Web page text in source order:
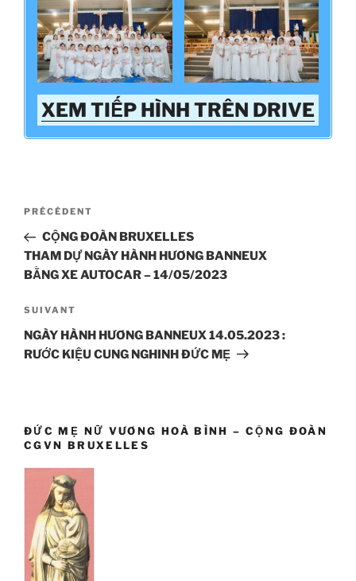
XEM TIẾP HÌNH TRÊN DRIVE
Navigation
l’article
Article
précédent
PRÉCÉDENT
CỘNG ĐOÀN BRUXELLES
THAM DỰ NGÀY HÀNH HƯƠNG BANNEUX
BẰNG XE AUTOCAR – 14/05/2023
Article
suivant
SUIVANT
NGÀY HÀNH HƯƠNG BANNEUX 14.05.2023 :
RƯỚC KIỆU CUNG NGHINH ĐỨC MẸ
ĐỨC MẸ NỮ VƯƠNG HOÀ BÌNH – CỘNG ĐOÀN
CGVN BRUXELLES